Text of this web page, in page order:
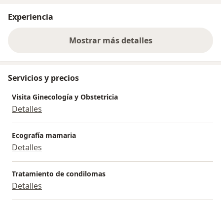
Experiencia
Mostrar más detalles
sobre la experiencia
Servicios y precios
Visita Ginecología y Obstetricia
Detalles
Ecografía mamaria
Detalles
Tratamiento de condilomas
Detalles